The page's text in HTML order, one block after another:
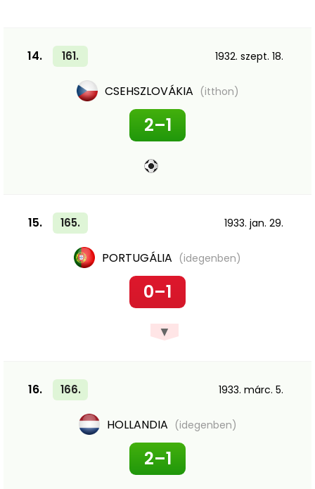
14. 161. 1932. szept. 18.
CSEHSZLOVÁKIA (itthon)
2–1
15. 165. 1933. jan. 29.
PORTUGÁLIA (idegenben)
0–1
▼
16. 166. 1933. márc. 5.
HOLLANDIA (idegenben)
2–1